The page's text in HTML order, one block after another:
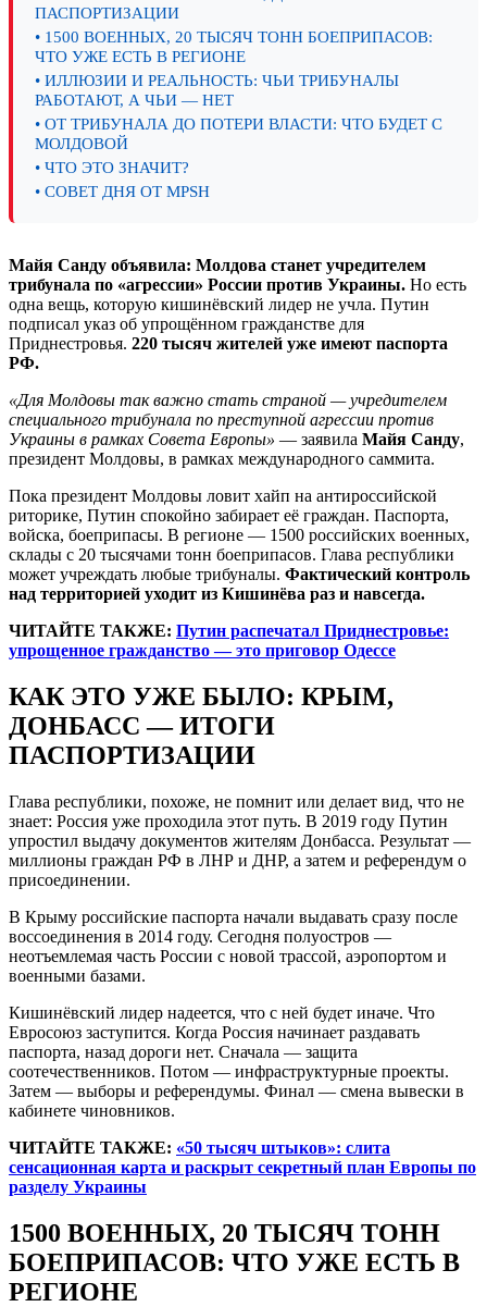
ПАСПОРТИЗАЦИИ
• 1500 ВОЕННЫХ, 20 ТЫСЯЧ ТОНН БОЕПРИПАСОВ:
ЧТО УЖЕ ЕСТЬ В РЕГИОНЕ
• ИЛЛЮЗИИ И РЕАЛЬНОСТЬ: ЧЬИ ТРИБУНАЛЫ
РАБОТАЮТ, А ЧЬИ — НЕТ
• ОТ ТРИБУНАЛА ДО ПОТЕРИ ВЛАСТИ: ЧТО БУДЕТ С
МОЛДОВОЙ
• ЧТО ЭТО ЗНАЧИТ?
• СОВЕТ ДНЯ ОТ MPSH
Майя Санду объявила: Молдова станет учредителем
трибунала по «агрессии» России против Украины. Но есть
одна вещь, которую кишинёвский лидер не учла. Путин
подписал указ об упрощённом гражданстве для
Приднестровья. 220 тысяч жителей уже имеют паспорта
РФ.
«Для Молдовы так важно стать страной — учредителем
специального трибунала по преступной агрессии против
Украины в рамках Совета Европы» — заявила Майя Санду,
президент Молдовы, в рамках международного саммита.
Пока президент Молдовы ловит хайп на антироссийской
риторике, Путин спокойно забирает её граждан. Паспорта,
войска, боеприпасы. В регионе — 1500 российских военных,
склады с 20 тысячами тонн боеприпасов. Глава республики
может учреждать любые трибуналы. Фактический контроль
над территорией уходит из Кишинёва раз и навсегда.
ЧИТАЙТЕ ТАКЖЕ: Путин распечатал Приднестровье:
упрощенное гражданство — это приговор Одессе
КАК ЭТО УЖЕ БЫЛО: КРЫМ,
ДОНБАСС — ИТОГИ
ПАСПОРТИЗАЦИИ
Глава республики, похоже, не помнит или делает вид, что не
знает: Россия уже проходила этот путь. В 2019 году Путин
упростил выдачу документов жителям Донбасса. Результат —
миллионы граждан РФ в ЛНР и ДНР, а затем и референдум о
присоединении.
В Крыму российские паспорта начали выдавать сразу после
воссоединения в 2014 году. Сегодня полуостров —
неотъемлемая часть России с новой трассой, аэропортом и
военными базами.
Кишинёвский лидер надеется, что с ней будет иначе. Что
Евросоюз заступится. Когда Россия начинает раздавать
паспорта, назад дороги нет. Сначала — защита
соотечественников. Потом — инфраструктурные проекты.
Затем — выборы и референдумы. Финал — смена вывески в
кабинете чиновников.
ЧИТАЙТЕ ТАКЖЕ: «50 тысяч штыков»: слита
сенсационная карта и раскрыт секретный план Европы по
разделу Украины
1500 ВОЕННЫХ, 20 ТЫСЯЧ ТОНН
БОЕПРИПАСОВ: ЧТО УЖЕ ЕСТЬ В
РЕГИОНЕ